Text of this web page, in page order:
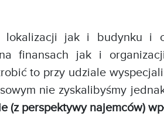
lokalizacji jak i budynku i
finansach jak i
to przy udziale
nie zyskalibyśmy
perspektywy najemców)